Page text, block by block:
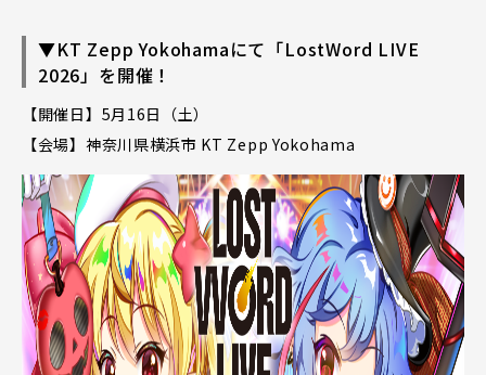
▼KT Zepp Yokohamaにて「LostWord LIVE
2026」を開催！
【開催日】5月16日（土）
【会場】神奈川県横浜市 KT Zepp Yokohama